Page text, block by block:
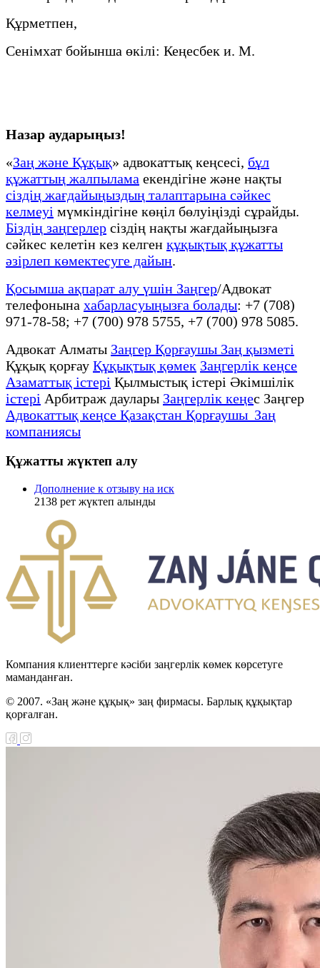
Құрметпен,
Сенімхат бойынша өкілі: Кеңесбек и. М.
Назар аударыңыз!
«Заң және Құқық» адвокаттық кеңсесі, бұл
құжаттың жалпылама екендігіне және нақты
сіздің жағдайыңыздың талаптарына сәйкес
келмеуі мүмкіндігіне көңіл бөлуіңізді сұрайды.
Біздің заңгерлер сіздің нақты жағдайыңызға
сәйкес келетін кез келген құқықтық құжатты
әзірлеп көмектесуге дайын.
Қосымша ақпарат алу үшін Заңгер/Адвокат
телефонына хабарласуыңызға болады: +7 (708)
971-78-58; +7 (700) 978 5755, +7 (700) 978 5085.
Адвокат Алматы Заңгер Қорғаушы Заң қызметі
Құқық қорғау Құқықтық қөмек Заңгерлік кеңсе
Азаматтық істері Қылмыстық істері Әкімшілік
істері Арбитраж даулары Заңгерлік кеңес Заңгер
Адвокаттық кеңсе Қазақстан Қорғаушы Заң
компаниясы
Құжатты жүктеп алу
Дополнение к отзыву на иск
2138 рет жүктеп алынды
Компания клиенттерге кәсіби заңгерлік көмек көрсетуге
маманданған.
© 2007. «Заң және құқық» заң фирмасы. Барлық құқықтар
қорғалған.